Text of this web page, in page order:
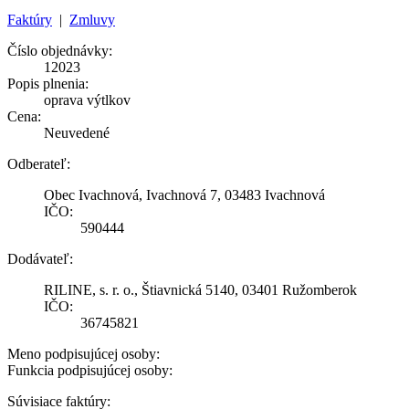
Faktúry | Zmluvy
Číslo objednávky:
12023
Popis plnenia:
oprava výtlkov
Cena:
Neuvedené
Odberateľ:
Obec Ivachnová, Ivachnová 7, 03483 Ivachnová
IČO:
590444
Dodávateľ:
RILINE, s. r. o., Štiavnická 5140, 03401 Ružomberok
IČO:
36745821
Meno podpisujúcej osoby:
Funkcia podpisujúcej osoby:
Súvisiace faktúry: